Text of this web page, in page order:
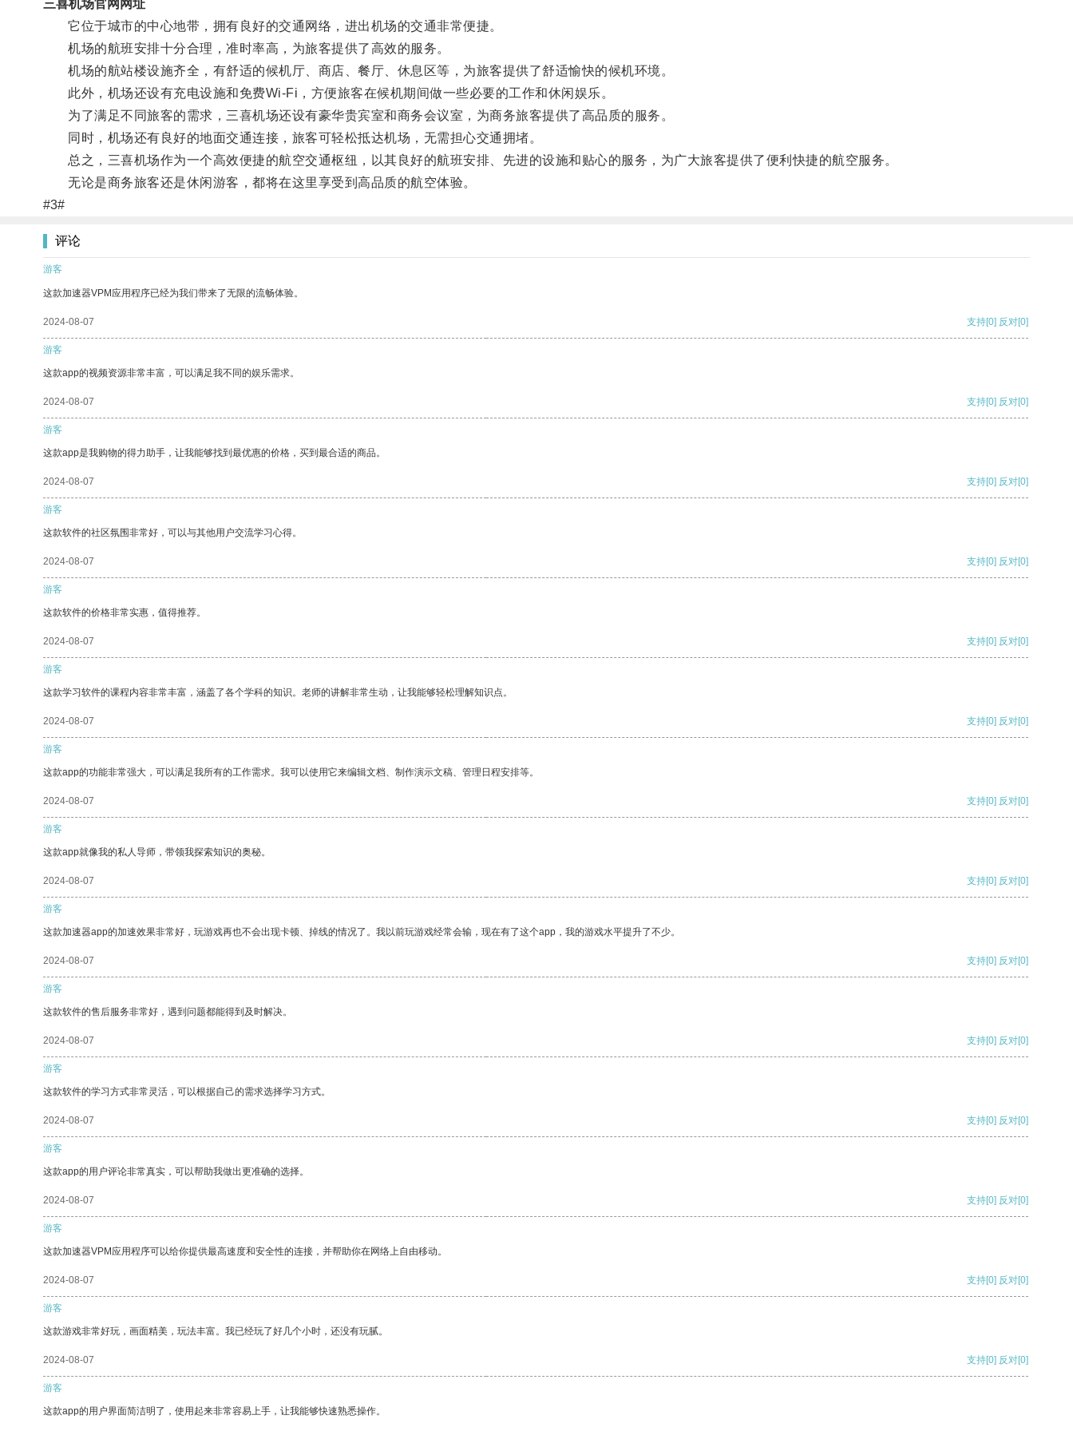
三喜机场官网网址
它位于城市的中心地带，拥有良好的交通网络，进出机场的交通非常便捷。
机场的航班安排十分合理，准时率高，为旅客提供了高效的服务。
机场的航站楼设施齐全，有舒适的候机厅、商店、餐厅、休息区等，为旅客提供了舒适愉快的候机环境。
此外，机场还设有充电设施和免费Wi-Fi，方便旅客在候机期间做一些必要的工作和休闲娱乐。
为了满足不同旅客的需求，三喜机场还设有豪华贵宾室和商务会议室，为商务旅客提供了高品质的服务。
同时，机场还有良好的地面交通连接，旅客可轻松抵达机场，无需担心交通拥堵。
总之，三喜机场作为一个高效便捷的航空交通枢纽，以其良好的航班安排、先进的设施和贴心的服务，为广大旅客提供了便利快捷的航空服务。
无论是商务旅客还是休闲游客，都将在这里享受到高品质的航空体验。
#3#
评论
游客
这款加速器VPM应用程序已经为我们带来了无限的流畅体验。
2024-08-07 支持[0] 反对[0]
游客
这款app的视频资源非常丰富，可以满足我不同的娱乐需求。
2024-08-07 支持[0] 反对[0]
游客
这款app是我购物的得力助手，让我能够找到最优惠的价格，买到最合适的商品。
2024-08-07 支持[0] 反对[0]
游客
这款软件的社区氛围非常好，可以与其他用户交流学习心得。
2024-08-07 支持[0] 反对[0]
游客
这款软件的价格非常实惠，值得推荐。
2024-08-07 支持[0] 反对[0]
游客
这款学习软件的课程内容非常丰富，涵盖了各个学科的知识。老师的讲解非常生动，让我能够轻松理解知识点。
2024-08-07 支持[0] 反对[0]
游客
这款app的功能非常强大，可以满足我所有的工作需求。我可以使用它来编辑文档、制作演示文稿、管理日程安排等。
2024-08-07 支持[0] 反对[0]
游客
这款app就像我的私人导师，带领我探索知识的奥秘。
2024-08-07 支持[0] 反对[0]
游客
这款加速器app的加速效果非常好，玩游戏再也不会出现卡顿、掉线的情况了。我以前玩游戏经常会输，现在有了这个app，我的游戏水平提升了不少。
2024-08-07 支持[0] 反对[0]
游客
这款软件的售后服务非常好，遇到问题都能得到及时解决。
2024-08-07 支持[0] 反对[0]
游客
这款软件的学习方式非常灵活，可以根据自己的需求选择学习方式。
2024-08-07 支持[0] 反对[0]
游客
这款app的用户评论非常真实，可以帮助我做出更准确的选择。
2024-08-07 支持[0] 反对[0]
游客
这款加速器VPM应用程序可以给你提供最高速度和安全性的连接，并帮助你在网络上自由移动。
2024-08-07 支持[0] 反对[0]
游客
这款游戏非常好玩，画面精美，玩法丰富。我已经玩了好几个小时，还没有玩腻。
2024-08-07 支持[0] 反对[0]
游客
这款app的用户界面简洁明了，使用起来非常容易上手，让我能够快速熟悉操作。